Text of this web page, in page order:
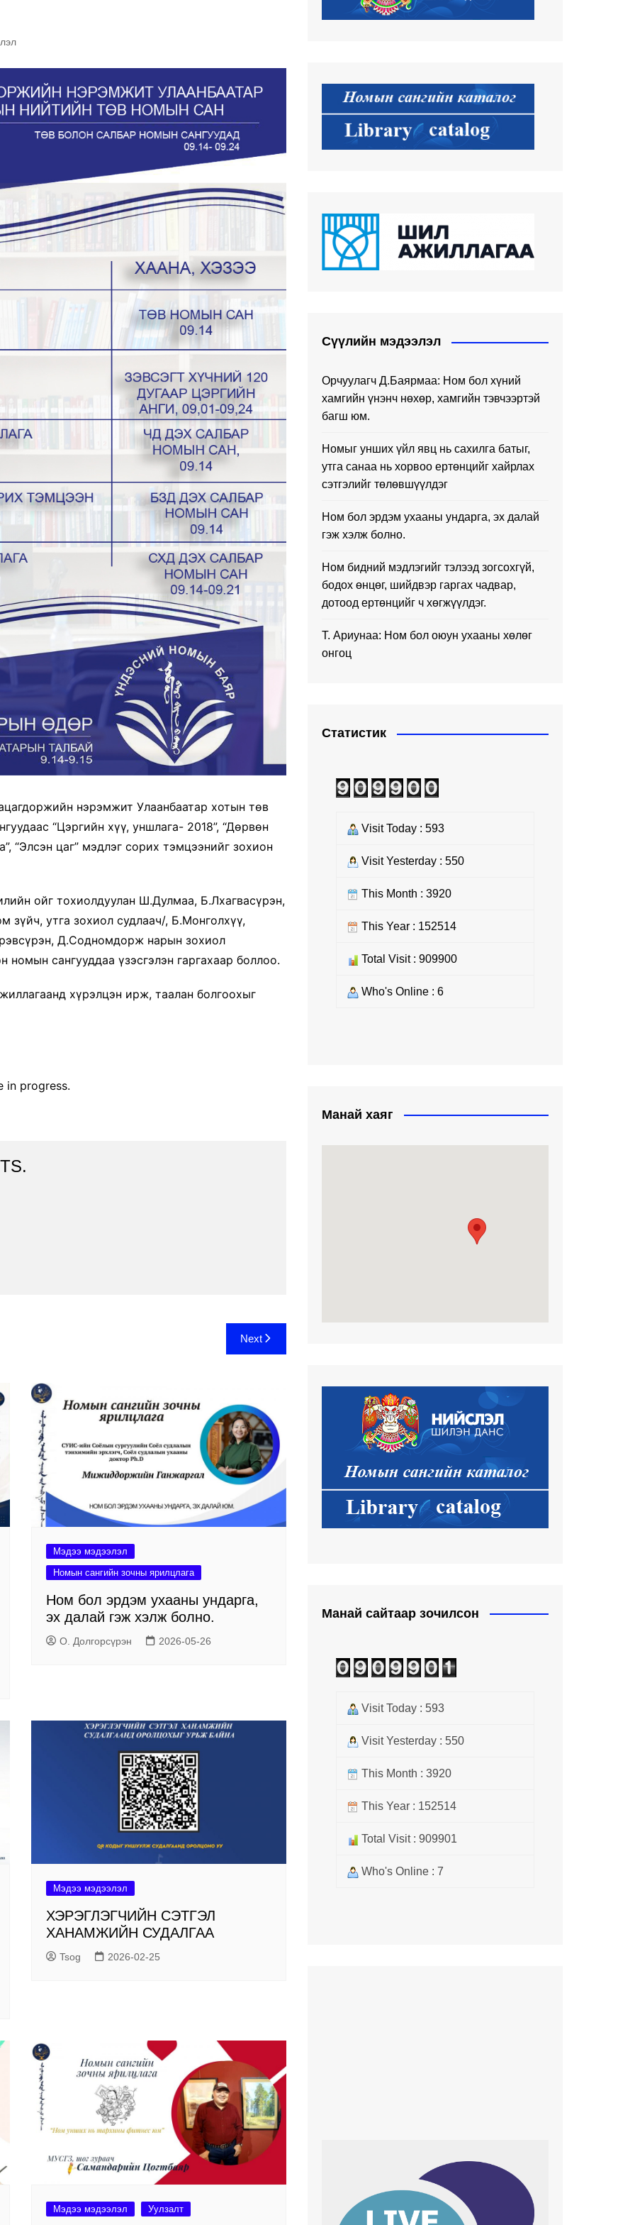
үйлчлэх
сангууд
Хан-Уул дүүрэг дэх
салбар номын сан
Баянзүрх дүүрэг дэх
салбар номын сан
дэх салбар номын сан
ЧИНГЭЛТЭЙ ДҮҮРЭГ ДЭХ
САЛБАР НОМЫН САН
нэрэмжит Улаанбаатар хотын төв
“Цэргийн хүү, уншлага- 2018”, “Дөрвөн
“Элсэн цаг” мэдлэг сорих тэмцээнийг зохион
ойг тохиолдуулан Ш.Дулмаа, Б.Лхагвасүрэн,
зүйч, утга зохиол судлаач/, Б.Монголхүү,
Д.Содномдорж нарын зохиол
сангууддаа үзэсгэлэн гаргахаар боллоо.
хүрэлцэн ирж, таалан болгоохыг
in progress.
Next
Мэдээ мэдээлэл
Номын сангийн зочны ярилцлага
Ном бол эрдэм ухааны ундарга,
эх далай гэж хэлж болно.
О. Долгорсүрэн 2026-05-26
Мэдээ мэдээлэл
ХЭРЭГЛЭГЧИЙН СЭТГЭЛ
ХАНАМЖИЙН СУДАЛГАА
Tsog 2026-02-25
Мэдээ мэдээлэл Уулзалт
Сүүлийн мэдээлэл
Орчуулагч Д.Баярмаа: Ном бол хүний
хамгийн үнэнч нөхөр, хамгийн тэвчээртэй
багш юм.
Номыг унших үйл явц нь сахилга батыг,
утга санаа нь хорвоо ертөнцийг хайрлах
сэтгэлийг төлөвшүүлдэг
Ном бол эрдэм ухааны ундарга, эх далай
гэж хэлж болно.
Ном бидний мэдлэгийг тэлээд зогсохгүй,
бодох өнцөг, шийдвэр гаргах чадвар,
дотоод ертөнцийг ч хөгжүүлдэг.
Т. Ариунаа: Ном бол оюун ухааны хөлөг
онгоц
Статистик
Visit Today : 593
Visit Yesterday : 550
This Month : 3920
This Year : 152514
Total Visit : 909900
Who's Online : 6
Манай хаяг
Манай сайтаар зочилсон
Visit Today : 593
Visit Yesterday : 550
This Month : 3920
This Year : 152514
Total Visit : 909901
Who's Online : 7